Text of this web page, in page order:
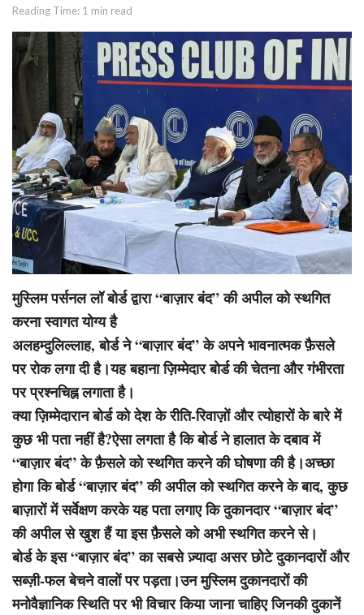
Reading Time: 1 min read
मुस्लिम पर्सनल लॉ बोर्ड द्वारा “बाज़ार बंद” की अपील को स्थगित
करना स्वागत योग्य है
अलहम्दुलिल्लाह, बोर्ड ने “बाज़ार बंद” के अपने भावनात्मक फ़ैसले
पर रोक लगा दी है।यह बहाना ज़िम्मेदार बोर्ड की चेतना और गंभीरता
पर प्रश्नचिह्न लगाता है।
क्या ज़िम्मेदारान बोर्ड को देश के रीति-रिवाज़ों और त्योहारों के बारे में
कुछ भी पता नहीं है?ऐसा लगता है कि बोर्ड ने हालात के दबाव में
“बाज़ार बंद” के फ़ैसले को स्थगित करने की घोषणा की है।अच्छा
होगा कि बोर्ड “बाज़ार बंद” की अपील को स्थगित करने के बाद, कुछ
बाज़ारों में सर्वेक्षण करके यह पता लगाए कि दुकानदार “बाज़ार बंद”
की अपील से खुश हैं या इस फ़ैसले को अभी स्थगित करने से।
बोर्ड के इस “बाज़ार बंद” का सबसे ज़्यादा असर छोटे दुकानदारों और
सब्ज़ी-फल बेचने वालों पर पड़ता।उन मुस्लिम दुकानदारों की
मनोवैज्ञानिक स्थिति पर भी विचार किया जाना चाहिए जिनकी दुकानें